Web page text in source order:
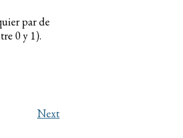
par de
0 y 1).
Next